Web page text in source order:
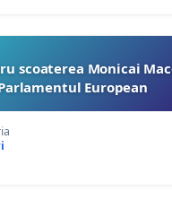
scoaterea Monicai
European